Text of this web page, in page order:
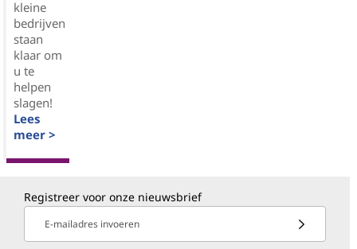
kleine
bedrijven
staan
klaar om
u te
helpen
slagen!
Lees
meer >
Registreer voor onze nieuwsbrief
E-mailadres invoeren